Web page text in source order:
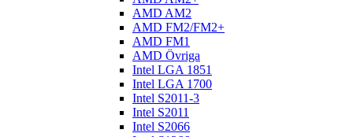
AMD AM2
AMD FM2/FM2+
AMD FM1
AMD Övriga
Intel LGA 1851
Intel LGA 1700
Intel S2011-3
Intel S2011
Intel S2066